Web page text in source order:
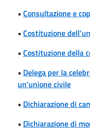
• Consultazione e
• Costituzione
• Costituzione della
• Delega per la
un'unione civile
• Dichiarazione di
• Dichiarazione di